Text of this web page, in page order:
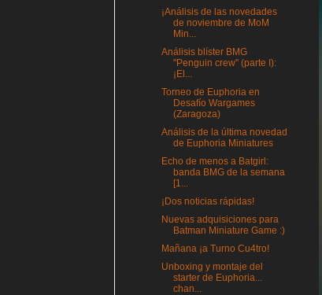
¡Análisis de las novedades
de noviembre de MoM
Min...
Análisis blíster BMG
"Penguin crew" (parte I):
¡El...
Torneo de Euphoria en
Desafío Wargames
(Zaragoza)
Análisis de la última novedad
de Euphoria Miniatures
Echo de menos a Batgirl:
banda BMG de la semana
[1...
¡Dos noticias rápidas!
Nuevas adquisiciones para
Batman Miniature Game :)
Mañana ¡a Turno Cu4tro!
Unboxing y montaje del
starter de Euphoria...
chan...